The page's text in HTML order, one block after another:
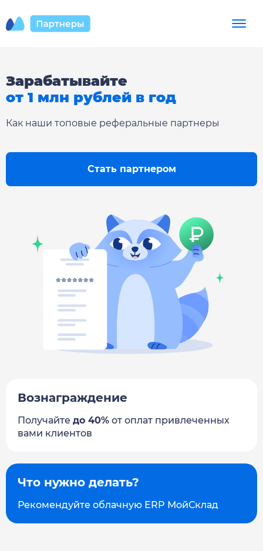
Зарабатывайте
от 1 млн рублей в год
Как наши топовые реферальные партнеры
Стать партнером
Вознаграждение
Получайте до 40% от оплат привлеченных
вами клиентов
Что нужно делать?
Рекомендуйте облачную ERP МойСклад